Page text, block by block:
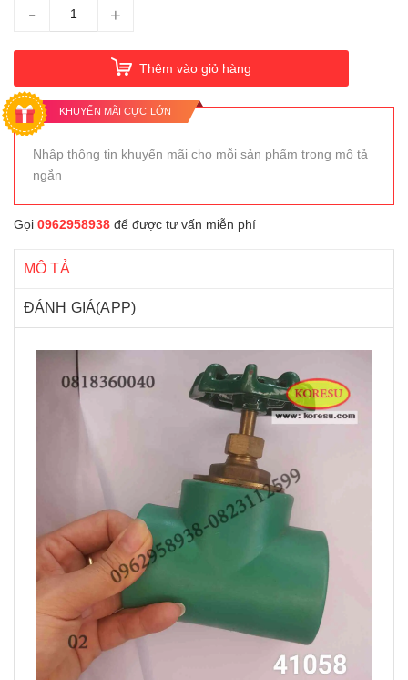
- +
Thêm vào giỏ hàng
KHUYẾN MÃI CỰC LỚN
Nhập thông tin khuyến mãi cho mỗi sản phẩm trong mô tả
ngắn
Gọi 0962958938 để được tư vấn miễn phí
MÔ TẢ
ĐÁNH GIÁ(APP)